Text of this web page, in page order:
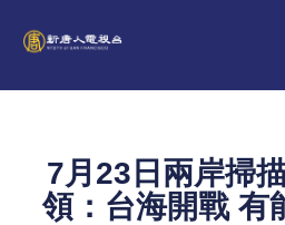
7月23日兩岸掃
領：台海開戰 有